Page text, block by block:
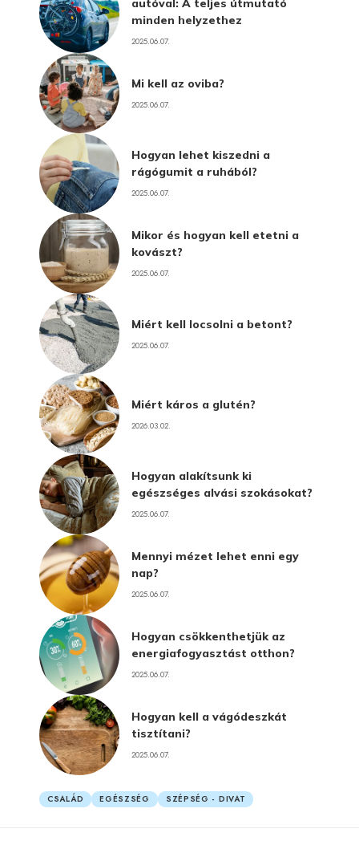
autóval: A teljes útmutató
minden helyzethez
2025.06.07.
Mi kell az oviba?
2025.06.07.
Hogyan lehet kiszedni a
rágógumit a ruhából?
2025.06.07.
Mikor és hogyan kell etetni a
kovászt?
2025.06.07.
Miért kell locsolni a betont?
2025.06.07.
Miért káros a glutén?
2026.03.02.
Hogyan alakítsunk ki
egészséges alvási szokásokat?
2025.06.07.
Mennyi mézet lehet enni egy
nap?
2025.06.07.
Hogyan csökkenthetjük az
energiafogyasztást otthon?
2025.06.07.
Hogyan kell a vágódeszkát
tisztítani?
2025.06.07.
CSALÁD EGÉSZSÉG SZÉPSÉG - DIVAT